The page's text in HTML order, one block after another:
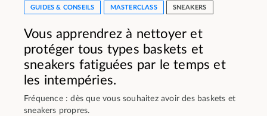
GUIDES & CONSEILS MASTERCLASS SNEAKERS
Vous apprendrez à nettoyer et
protéger tous types baskets et
sneakers fatiguées par le temps et
les intempéries.
Fréquence : dès que vous souhaitez avoir des baskets et
sneakers propres.